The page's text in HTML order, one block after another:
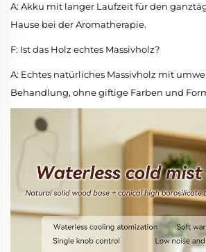
A: Akku mit langer Laufzeit für den
Hause bei der Aromatherapie.
F: Ist das Holz echtes Massivholz?
A: Echtes natürliches Massivholz mit
Behandlung, ohne giftige Farben und